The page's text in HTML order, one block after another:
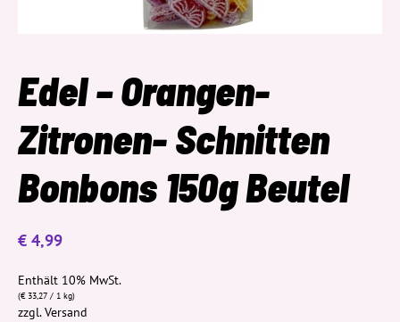
Edel – Orangen-
Zitronen- Schnitten
Bonbons 150g Beutel
€ 4,99
Enthält 10% MwSt.
(€33,27 / 1 kg)
zzgl.Versand